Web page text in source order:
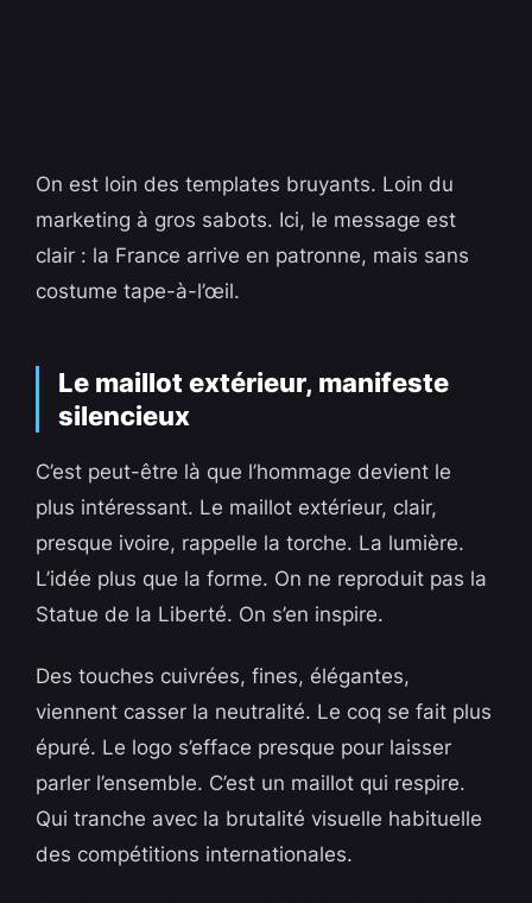
On est loin des templates bruyants. Loin du
marketing à gros sabots. Ici, le message est
clair : la France arrive en patronne, mais sans
costume tape-à-l’œil.
Le maillot extérieur, manifeste
silencieux
C’est peut-être là que l’hommage devient le
plus intéressant. Le maillot extérieur, clair,
presque ivoire, rappelle la torche. La lumière.
L’idée plus que la forme. On ne reproduit pas la
Statue de la Liberté. On s’en inspire.
Des touches cuivrées, fines, élégantes,
viennent casser la neutralité. Le coq se fait plus
épuré. Le logo s’efface presque pour laisser
parler l’ensemble. C’est un maillot qui respire.
Qui tranche avec la brutalité visuelle habituelle
des compétitions internationales.